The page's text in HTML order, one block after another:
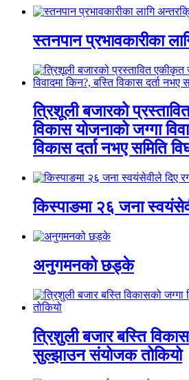
स्तनपान प्रभावकारीका
त्रिशूली बजारको
विकास योजनाको जग्गा
विकास दर्ता नभए समिति
किस्पाङमा २६ जना
अनुगमनको छड्के
त्रिशुली बजार बस्ति
सुल्झाउन संयोजक तोकियो